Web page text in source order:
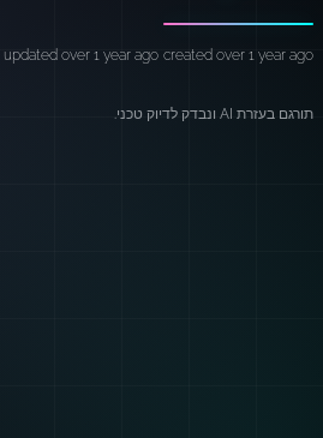
created over 1 year ago
updated over 1 year ago
תורגם בעזרת AI ונבדק לדיוק טכני.